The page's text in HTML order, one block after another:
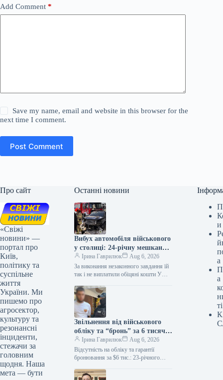
Add Comment *
Save my name, email and website in this browser for the
next time I comment.
Post Comment
Про сайт
«Свіжі
новини» —
портал про
Київ,
політику та
суспільне
життя
України. Ми
пишемо про
агросектор,
культуру та
резонансні
інциденти,
стежачи за
головним
щодня. Наша
мета — бути
Останні новини
Вибух автомобіля військового
у столиці: 24-річну мешканку
Києва засуджено на дев’ять
років позбавлення волі
Ірина Гаврилюк
Aug 6, 2026
За виконання незаконного завдання їй
так і не виплатили обіцяні кошти У
столиці було оголошено вирок 24-
річній…
Звільнення від військового
обліку та “бронь” за 6 тисяч
доларів: 23-річний киянин
став підозрюваним
Ірина Гаврилюк
Aug 6, 2026
Відсутність на обліку та гарантії
бронювання за $6 тис.: 23-річного
шахрайстві Зловмисник пропонував
и
а
а
ті